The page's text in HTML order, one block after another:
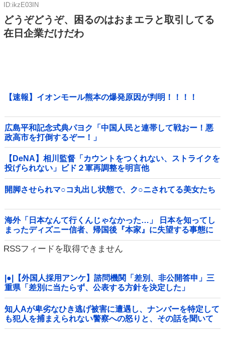
ID:ikzE03IN
どうぞどうぞ、困るのはおまエラと取引してる
在日企業だけだわ
【速報】イオンモール熊本の爆発原因が判明！！！！
広島平和記念式典パヨク「中国人民と連帯して戦おー！悪
政高市を打倒するぞー！」
【DeNA】相川監督「カウントをつくれない、ストライクを
投げられない」ビド２軍再調整を明言他
開脚させられマ○コ丸出し状態で、ク○ニされてる美女たち
海外「日本なんて行くんじゃなかった…」 日本を知ってし
まったディズニー信者、帰国後『本家』に失望する事態に
RSSフィードを取得できません
|●|【外国人採用アンケ】諮問機関「差別、非公開答申」三
重県「差別に当たらず、公表する方針を決定した」
知人Aが卑劣なひき逃げ被害に遭遇し、ナンバーを特定して
も犯人を捕まえられない警察への怒りと、その話を聞いて
「逃げた方が得じゃん」と言い放ったBの神経がわからん